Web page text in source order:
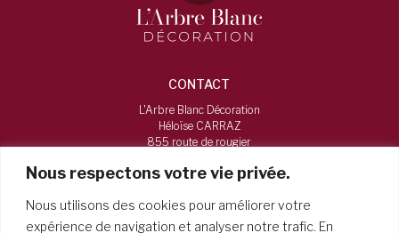
Nous respectons votre vie privée.
Nous utilisons des cookies pour améliorer votre
expérience de navigation et analyser notre trafic. En
CONTACT
L'Arbre Blanc Décoration
Héloïse CARRAZ
855 route de rougier
larbreblancdecoration@gmail.com